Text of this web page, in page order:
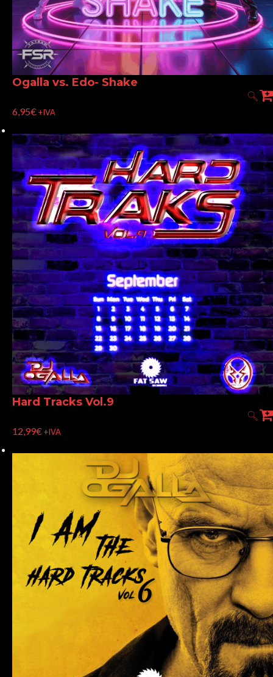
Ogalla vs. Edo- Shake
6,95€ +IVA
Hard Tracks Vol.9
12,99€ +IVA